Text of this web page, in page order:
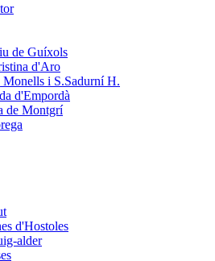
de Guíxols
d'Aro
i S.Sadurní H.
d'Empordà
de Montgrí
d'Hostoles
alder